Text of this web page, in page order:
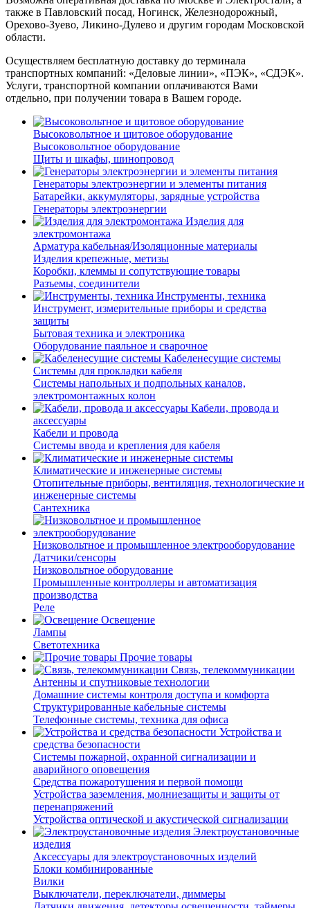
также в Павловский посад, Ногинск, Железнодорожный,
Орехово-Зуево, Ликино-Дулево и другим городам Московской
области.
Осуществляем бесплатную доставку до терминала
транспортных компаний: «Деловые линии», «ПЭК», «СДЭК».
Услуги, транспортной компании оплачиваются Вами
отдельно, при получении товара в Вашем городе.
Высоковольтное и щитовое оборудование
Высоковольтное оборудование
Щиты и шкафы, шинопровод
Генераторы электроэнергии и элементы питания
Батарейки, аккумуляторы, зарядные устройства
Генераторы электроэнергии
Изделия для
электромонтажа
Арматура кабельная/Изоляционные материалы
Изделия крепежные, метизы
Коробки, клеммы и сопутствующие товары
Разъемы, соединители
Инструменты, техника
Инструмент, измерительные приборы и средства
защиты
Бытовая техника и электроника
Оборудование паяльное и сварочное
Кабеленесущие системы
Системы для прокладки кабеля
Системы напольных и подпольных каналов,
электромонтажных колон
Кабели, провода и
аксессуары
Кабели и провода
Системы ввода и крепления для кабеля
Климатические и инженерные системы
Отопительные приборы, вентиляция, технологические и
инженерные системы
Сантехника
Низковольтное и промышленное электрооборудование
Датчики/сенсоры
Низковольтное оборудование
Промышленные контроллеры и автоматизация
производства
Реле
Освещение
Лампы
Светотехника
Прочие товары
Связь, телекоммуникации
Антенны и спутниковые технологии
Домашние системы контроля доступа и комфорта
Структурированные кабельные системы
Телефонные системы, техника для офиса
Устройства и
средства безопасности
Системы пожарной, охранной сигнализации и
аварийного оповещения
Средства пожаротушения и первой помощи
Устройства заземления, молниезащиты и защиты от
перенапряжений
Устройства оптической и акустической сигнализации
Электроустановочные
изделия
Аксессуары для электроустановочных изделий
Блоки комбинированные
Вилки
Выключатели, переключатели, диммеры